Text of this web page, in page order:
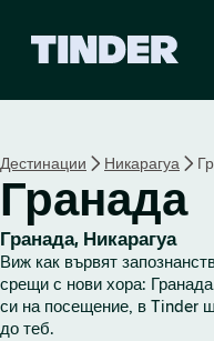
r
а
а
л
о
Дестинации Никарагуа
Гранада
Гранада, Никарагуа
Виж как вървят
срещи с нови хора:
си на посещение, в Tinder
до теб.